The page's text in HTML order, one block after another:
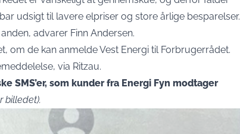
udsigt til lavere elpriser og store årlige besparelser.
advarer Finn Andersen.
om de kan anmelde Vest Energi til Forbrugerrådet.
via Ritzau.
SMS’er, som kunder fra Energi Fyn modtager
billedet).